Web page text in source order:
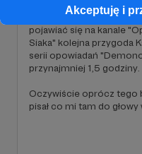
Akceptuję i
W tym miejscu
Gwarantuję, że co
pojawiać się na kanale
Siaka" kolejna przygoda
serii opowiadań
przynajmniej 1,5 godziny.
Oczywiście oprócz tego
pisał co mi tam do głowy